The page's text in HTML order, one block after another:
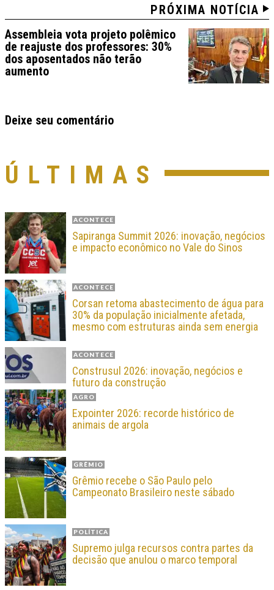
PRÓXIMA NOTÍCIA
Assembleia vota projeto polêmico
de reajuste dos professores: 30%
dos aposentados não terão
aumento
Deixe seu comentário
ÚLTIMAS
ACONTECE
Sapiranga Summit 2026: inovação, negócios
e impacto econômico no Vale do Sinos
ACONTECE
Corsan retoma abastecimento de água para
30% da população inicialmente afetada,
mesmo com estruturas ainda sem energia
ACONTECE
Construsul 2026: inovação, negócios e
futuro da construção
AGRO
Expointer 2026: recorde histórico de
animais de argola
GRÊMIO
Grêmio recebe o São Paulo pelo
Campeonato Brasileiro neste sábado
POLÍTICA
Supremo julga recursos contra partes da
decisão que anulou o marco temporal